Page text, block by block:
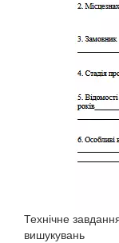
Технічне
вишукувань